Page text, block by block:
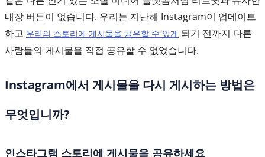
내장 버튼이 없습니다. 우리는 지난해 Instagram이 업데이트
하고 우리의 스토리에 게시물을 공유할 수 있게 되기 전까지 다른
사람들의 게시물을 직접 공유할 수 없었습니다.
Instagram에서 게시물을 다시 게시하는 방법은
무엇입니까?
인스타그램 스토리에 게시물을 공유하세요